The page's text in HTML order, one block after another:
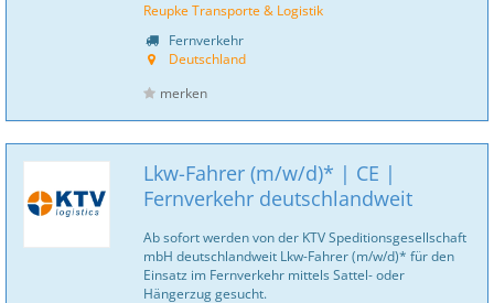
Reupke Transporte & Logistik
Fernverkehr
Deutschland
merken
Lkw-Fahrer (m/w/d)* | CE |
Fernverkehr deutschlandweit
Ab sofort werden von der KTV Speditionsgesellschaft
mbH deutschlandweit Lkw-Fahrer (m/w/d)* für den
Einsatz im Fernverkehr mittels Sattel- oder
Hängerzug gesucht.